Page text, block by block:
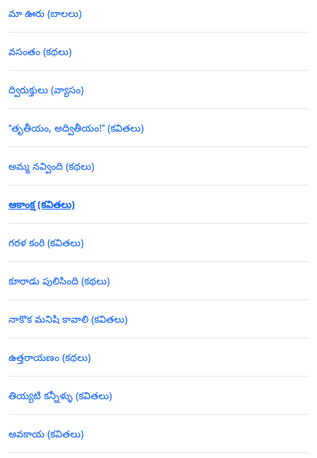
మా ఊరు (బాలలు)
వసంతం (కథలు)
ద్విరుక్తులు (వ్యాసం)
‘‘తృతీయం, అద్వితీయం!’’ (కవితలు)
అమ్మ నవ్వింది (కథలు)
ఆకాంక్ష (కవితలు)
గరళ కంఠి (కవితలు)
కూరాడు పులిసింది (కథలు)
నాకొక మనిషి కావాలి (కవితలు)
ఉత్తరాయణం (కథలు)
తియ్యటి కన్నీళ్ళు (కవితలు)
ఆవకాయ (కవితలు)